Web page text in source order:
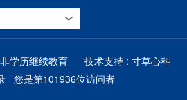
学历继续教育 技术支持 : 寸草心科
您是第101936位访问者